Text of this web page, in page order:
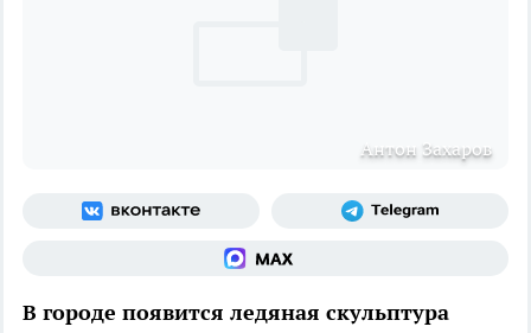
Антон Захаров
В городе появится ледяная скульптура